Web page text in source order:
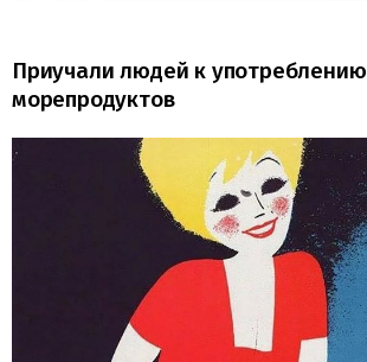
Приучали людей к употреблению
морепродуктов